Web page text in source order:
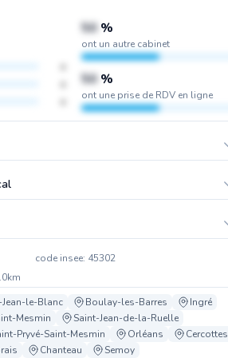
50 %
ont un autre cabinet
50 %
ont une prise de RDV en ligne
code insee: 45302
Jean-le-Blanc Boulay-les-Barres
Ingré
Mesmin
Saint-Jean-de-la-Ruelle
Pryvé-Saint-Mesmin Orléans
Cercottes
Chanteau Semoy